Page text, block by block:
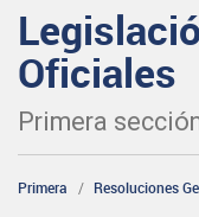
Oficiales
Primera
Primera Resoluciones